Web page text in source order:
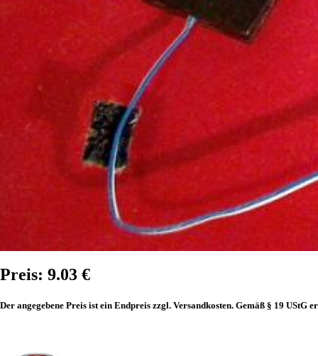
Preis: 9.03 €
Der angegebene Preis ist ein Endpreis zzgl. Versandkosten. Gemäß § 19